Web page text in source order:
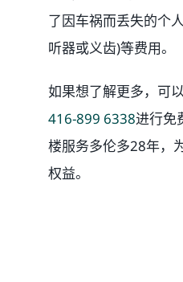
了因车祸而丢失的个
听器或义齿)等费用。
如果想了解更多，可
416-899 6338进行免
楼服务多伦多28年，
权益。